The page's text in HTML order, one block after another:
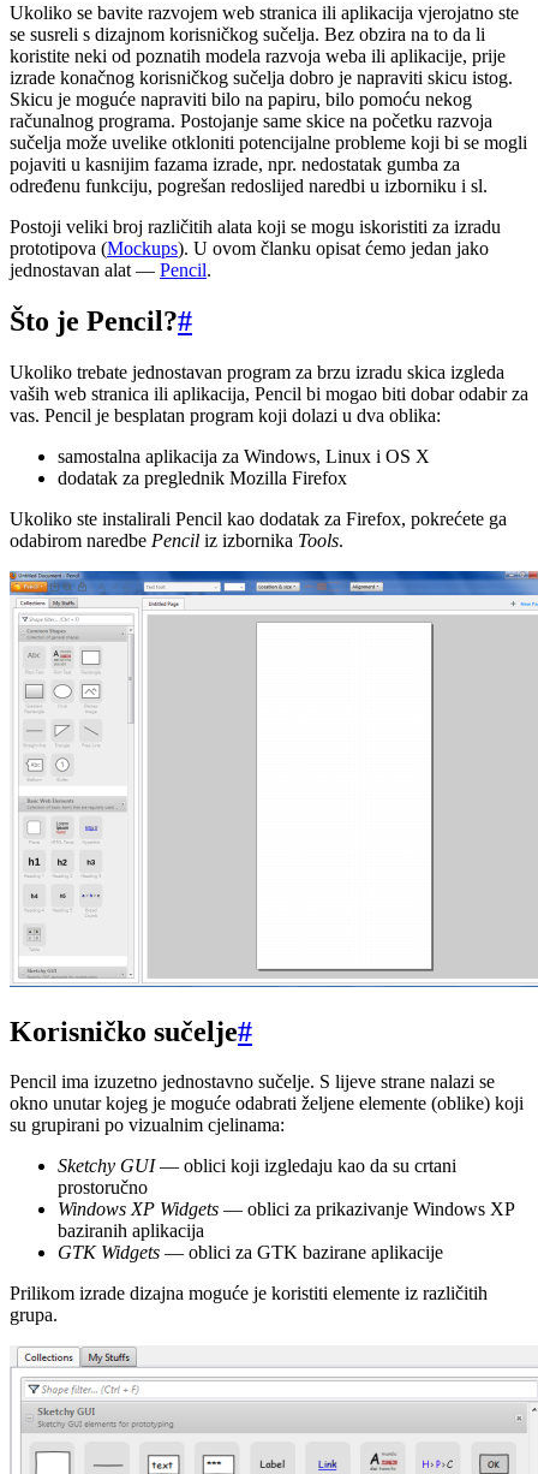
Ukoliko se bavite razvojem web stranica ili aplikacija vjerojatno ste
se susreli s dizajnom korisničkog sučelja. Bez obzira na to da li
koristite neki od poznatih modela razvoja weba ili aplikacije, prije
izrade konačnog korisničkog sučelja dobro je napraviti skicu istog.
Skicu je moguće napraviti bilo na papiru, bilo pomoću nekog
računalnog programa. Postojanje same skice na početku razvoja
sučelja može uvelike otkloniti potencijalne probleme koji bi se mogli
pojaviti u kasnijim fazama izrade, npr. nedostatak gumba za
određenu funkciju, pogrešan redoslijed naredbi u izborniku i sl.
Postoji veliki broj različitih alata koji se mogu iskoristiti za izradu
prototipova (Mockups). U ovom članku opisat ćemo jedan jako
jednostavan alat — Pencil.
Što je Pencil?#
Ukoliko trebate jednostavan program za brzu izradu skica izgleda
vaših web stranica ili aplikacija, Pencil bi mogao biti dobar odabir za
vas. Pencil je besplatan program koji dolazi u dva oblika:
samostalna aplikacija za Windows, Linux i OS X
dodatak za preglednik Mozilla Firefox
Ukoliko ste instalirali Pencil kao dodatak za Firefox, pokrećete ga
odabirom naredbe Pencil iz izbornika Tools.
Korisničko sučelje#
Pencil ima izuzetno jednostavno sučelje. S lijeve strane nalazi se
okno unutar kojeg je moguće odabrati željene elemente (oblike) koji
su grupirani po vizualnim cjelinama:
Sketchy GUI— oblici koji izgledaju kao da su crtani
prostoručno
Windows XP Widgets — oblici za prikazivanje Windows XP
baziranih aplikacija
GTK Widgets — oblici za GTK bazirane aplikacije
Prilikom izrade dizajna moguće je koristiti elemente iz različitih
grupa.